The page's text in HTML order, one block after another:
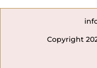
Copyright